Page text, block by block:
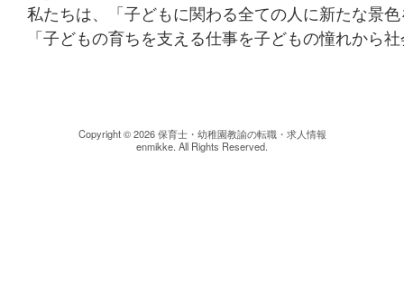
私たちは、「子どもに関わる全ての人に新たな景
「子どもの育ちを支える仕事を子どもの憧れから
Copyright © 2026保育士・幼稚園教諭の転職・求人情報
enmikke. All Rights Reserved.